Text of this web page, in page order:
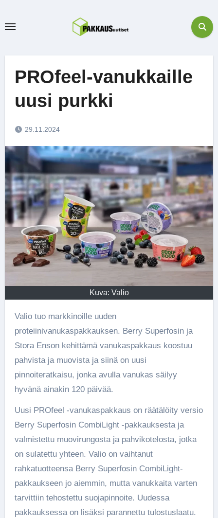
PROfeel-vanukkaille
uusi purkki
29.11.2024
Kuva: Valio
Valio tuo markkinoille uuden
proteiinivanukaspakkauksen. Berry Superfosin ja
Stora Enson kehittämä vanukaspakkaus koostuu
pahvista ja muovista ja siinä on uusi
pinnoiteratkaisu, jonka avulla vanukas säilyy
hyvänä ainakin 120 päivää.
Uusi PROfeel -vanukaspakkaus on räätälöity versio
Berry Superfosin CombiLight -pakkauksesta ja
valmistettu muovirungosta ja pahvikotelosta, jotka
on sulatettu yhteen. Valio on vaihtanut
rahkatuotteensa Berry Superfosin CombiLight-
pakkaukseen jo aiemmin, mutta vanukkaita varten
tarvittiin tehostettu suojapinnoite. Uudessa
pakkauksessa on lisäksi parannettu tulostuslaatu.